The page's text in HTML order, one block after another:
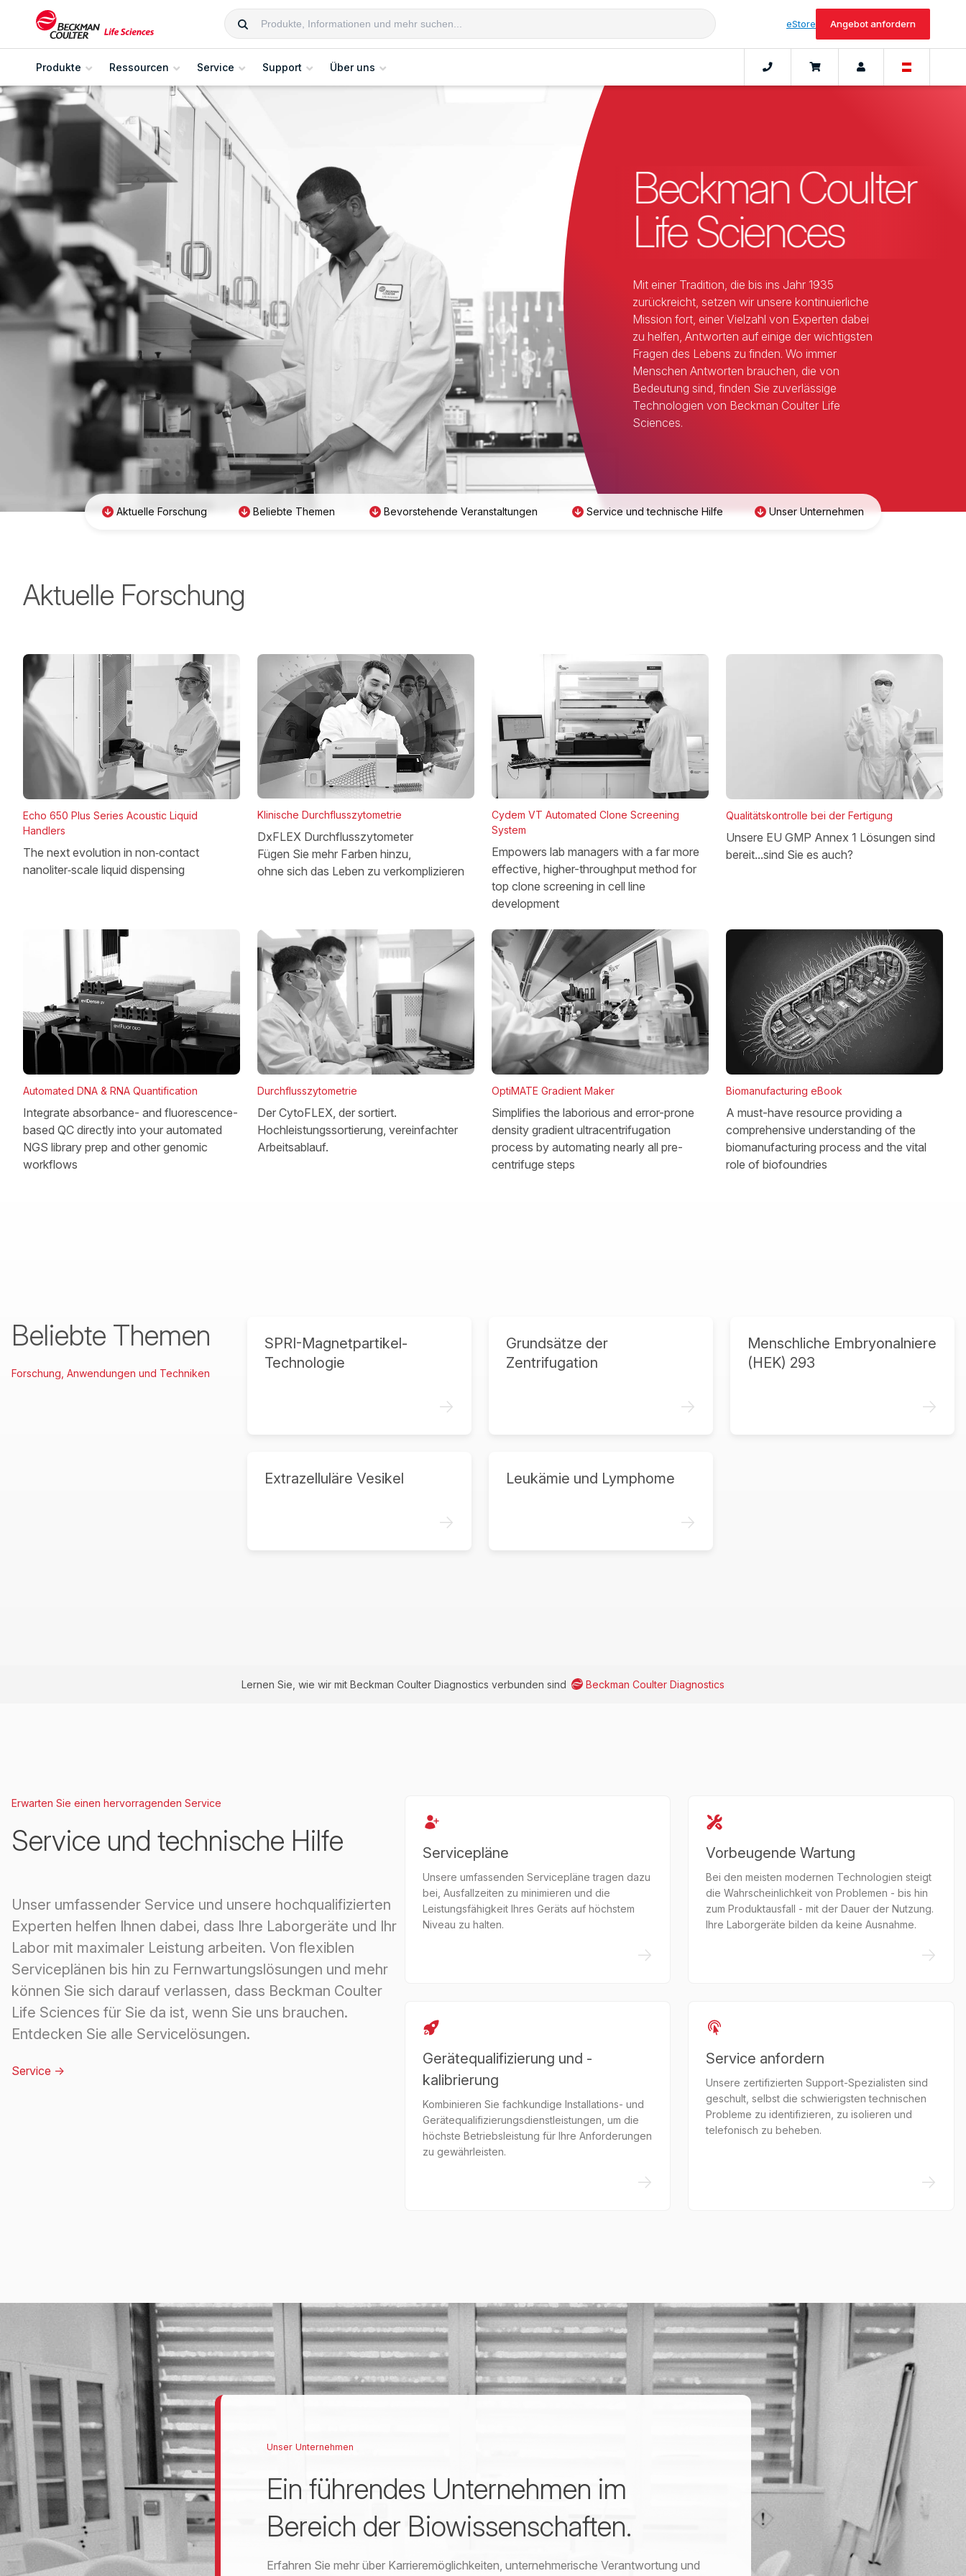
eStore Angebot anfordern
Produkte Ressourcen Service Support Über uns
Beckman Coulter
Life Sciences
Mit einer Tradition, die bis ins Jahr 1935
zurückreicht, setzen wir unsere kontinuierliche
Mission fort, einer Vielzahl von Experten dabei
zu helfen, Antworten auf einige der wichtigsten
Fragen des Lebens zu finden. Wo immer
Menschen Antworten brauchen, die von
Bedeutung sind, finden Sie zuverlässige
Technologien von Beckman Coulter Life
Sciences.
Aktuelle Forschung Beliebte Themen Bevorstehende Veranstaltungen Service und technische Hilfe Unser Unternehmen
Aktuelle Forschung
Echo 650 Plus Series Acoustic Liquid
Handlers
The next evolution in non‑contact
nanoliter‑scale liquid dispensing
Klinische Durchflusszytometrie
DxFLEX Durchflusszytometer
Fügen Sie mehr Farben hinzu,
ohne sich das Leben zu verkomplizieren
Cydem VT Automated Clone Screening
System
Empowers lab managers with a far more
effective, higher-throughput method for
top clone screening in cell line
development
Qualitätskontrolle bei der Fertigung
Unsere EU GMP Annex 1 Lösungen sind
bereit...sind Sie es auch?
Automated DNA & RNA Quantification
Integrate absorbance- and fluorescence-
based QC directly into your automated
NGS library prep and other genomic
workflows
Durchflusszytometrie
Der CytoFLEX, der sortiert.
Hochleistungssortierung, vereinfachter
Arbeitsablauf.
OptiMATE Gradient Maker
Simplifies the laborious and error-prone
density gradient ultracentrifugation
process by automating nearly all pre-
centrifuge steps
Biomanufacturing eBook
A must-have resource providing a
comprehensive understanding of the
biomanufacturing process and the vital
role of biofoundries
Beliebte Themen
Forschung, Anwendungen und Techniken
SPRI-Magnetpartikel-
Technologie
->
Grundsätze der
Zentrifugation
->
Menschliche Embryonalniere
(HEK) 293
->
Extrazelluläre Vesikel
->
Leukämie und Lymphome
->
Lernen Sie, wie wir mit Beckman Coulter Diagnostics verbunden sind Beckman Coulter Diagnostics
Erwarten Sie einen hervorragenden Service
Service und technische Hilfe
Unser umfassender Service und unsere hochqualifizierten
Experten helfen Ihnen dabei, dass Ihre Laborgeräte und Ihr
Labor mit maximaler Leistung arbeiten. Von flexiblen
Serviceplänen bis hin zu Fernwartungslösungen und mehr
können Sie sich darauf verlassen, dass Beckman Coulter
Life Sciences für Sie da ist, wenn Sie uns brauchen.
Entdecken Sie alle Servicelösungen.
Service ->
Servicepläne
Unsere umfassenden Servicepläne tragen dazu
bei, Ausfallzeiten zu minimieren und die
Leistungsfähigkeit Ihres Geräts auf höchstem
Niveau zu halten.
->
Vorbeugende Wartung
Bei den meisten modernen Technologien steigt
die Wahrscheinlichkeit von Problemen - bis hin
zum Produktausfall - mit der Dauer der Nutzung.
Ihre Laborgeräte bilden da keine Ausnahme.
->
Gerätequalifizierung und -
kalibrierung
Kombinieren Sie fachkundige Installations- und
Gerätequalifizierungsdienstleistungen, um die
höchste Betriebsleistung für Ihre Anforderungen
zu gewährleisten.
->
Service anfordern
Unsere zertifizierten Support-Spezialisten sind
geschult, selbst die schwierigsten technischen
Probleme zu identifizieren, zu isolieren und
telefonisch zu beheben.
->
Unser Unternehmen
Ein führendes Unternehmen im
Bereich der Biowissenschaften.
Erfahren Sie mehr über Karrieremöglichkeiten, unternehmerische Verantwortung und